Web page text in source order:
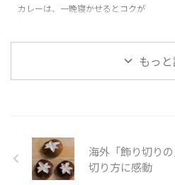
ョコラ」の様子を見てみましょ
カレーは、一晩寝かせるとコクが
来ます。そこに冷凍うどんをパパ
っと入れれば忙しい昼や夜ごはん
を使った作り方について紹介して
います。タマネギ、豚、長ネギを
使ったメニューは、豚肉にするこ
とで、炒める時間を短くすること
もっ
海外「飾り切り
切り方に感動